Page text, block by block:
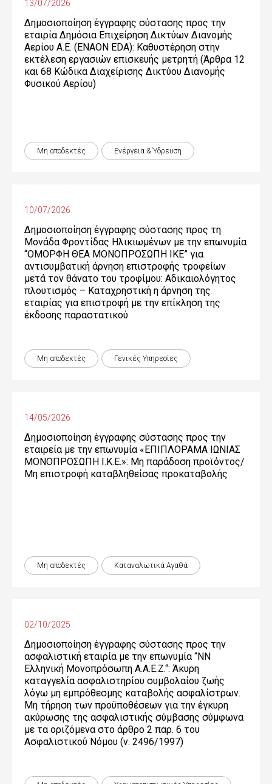
13/07/2026
Δημοσιοποίηση έγγραφης σύστασης προς την
εταιρία Δημόσια Επιχείρηση Δικτύων Διανομής
Αερίου Α.Ε. (ENAON EDA): Καθυστέρηση στην
εκτέλεση εργασιών επισκευής μετρητή (Άρθρα 12
και 68 Κώδικα Διαχείρισης Δικτύου Διανομής
Φυσικού Αερίου)
Μη αποδεκτές Ενέργεια & Ύδρευση
10/07/2026
Δημοσιοποίηση έγγραφης σύστασης προς τη
Μονάδα Φροντίδας Ηλικιωμένων με την επωνυμία
“ΟΜΟΡΦΗ ΘΕΑ ΜΟΝΟΠΡΟΣΩΠΗ ΙΚΕ” για
αντισυμβατική άρνηση επιστροφής τροφείων
μετά τον θάνατο του τροφίμου: Αδικαιολόγητος
πλουτισμός – Καταχρηστική η άρνηση της
εταιρίας για επιστροφή με την επίκληση της
έκδοσης παραστατικού
Μη αποδεκτές Γενικές Yπηρεσίες
14/05/2026
Δημοσιοποίηση έγγραφης σύστασης προς την
εταιρεία με την επωνυμία «ΕΠΙΠΛΟΡΑΜΑ ΙΩΝΙΑΣ
ΜΟΝΟΠΡΟΣΩΠΗ Ι.Κ.Ε.»: Μη παράδοση προϊόντος/
Μη επιστροφή καταβληθείσας προκαταβολής
Μη αποδεκτές Καταναλωτικά Αγαθά
02/10/2025
Δημοσιοποίηση έγγραφης σύστασης προς την
ασφαλιστική εταιρία με την επωνυμία “NN
Ελληνική Μονοπρόσωπη Α.Α.Ε.Ζ.“: Άκυρη
καταγγελία ασφαλιστηρίου συμβολαίου ζωής
λόγω μη εμπρόθεσμης καταβολής ασφαλίστρων.
Μη τήρηση των προϋποθέσεων για την έγκυρη
ακύρωσης της ασφαλιστικής σύμβασης σύμφωνα
με τα οριζόμενα στο άρθρο 2 παρ. 6 του
Ασφαλιστικού Νόμου (ν. 2496/1997)